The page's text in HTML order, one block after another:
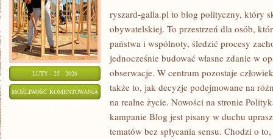
LUTY - 25 - 2026
MOŻLIWOŚĆ KOMENTOWANIA POLITYKA
SPOŁECZNA
ryszard-galla.pl to blog polityczny, który
obywatelskiej. To przestrzeń dla osób,
państwa i wspólnoty, śledzić procesy
jednocześnie budować własne zdanie w
obserwacje. W centrum pozostaje
także to, jak decyzje podejmowane na
na realne życie. Nowości na stronie
kampanie Blog jest pisany w duchu
tematów bez spłycania sensu. Chodzi o